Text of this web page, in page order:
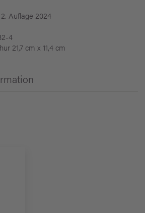
2. Auflage 2024
4
21,7 cm x 11,4 cm